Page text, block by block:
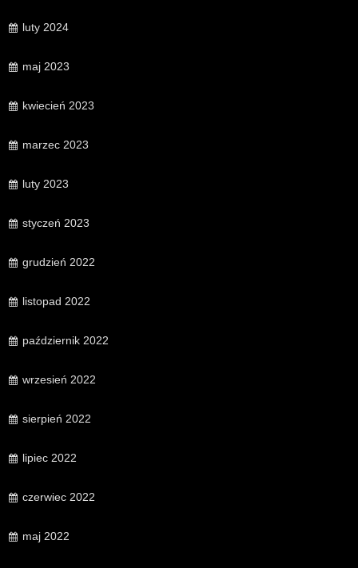
luty 2024
maj 2023
kwiecień 2023
marzec 2023
luty 2023
styczeń 2023
grudzień 2022
listopad 2022
październik 2022
wrzesień 2022
sierpień 2022
lipiec 2022
czerwiec 2022
maj 2022